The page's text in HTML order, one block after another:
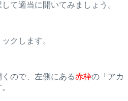
て適当に開いてみましょう。
クします。
ので、左側にある赤枠の「アカ